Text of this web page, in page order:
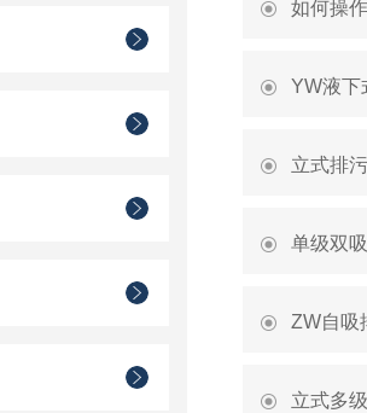
如何操
YW液下
立式排
单级双
ZW自吸
立式多